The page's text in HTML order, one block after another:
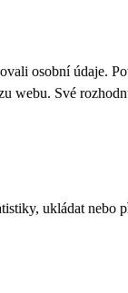
osobní údaje.
webu. Své
ukládat